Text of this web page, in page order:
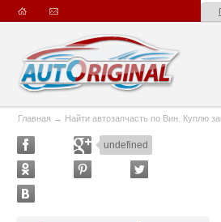
Главная → Найти автозапчасть по Вин. Куплю
undefined